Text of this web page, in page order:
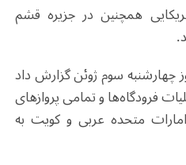
همچنین در جزیره قشم
چهارشنبه سوم ژوئن گزارش داد
فرودگاه‌ها و تمامی پروازهای
متحده عربی و کویت به